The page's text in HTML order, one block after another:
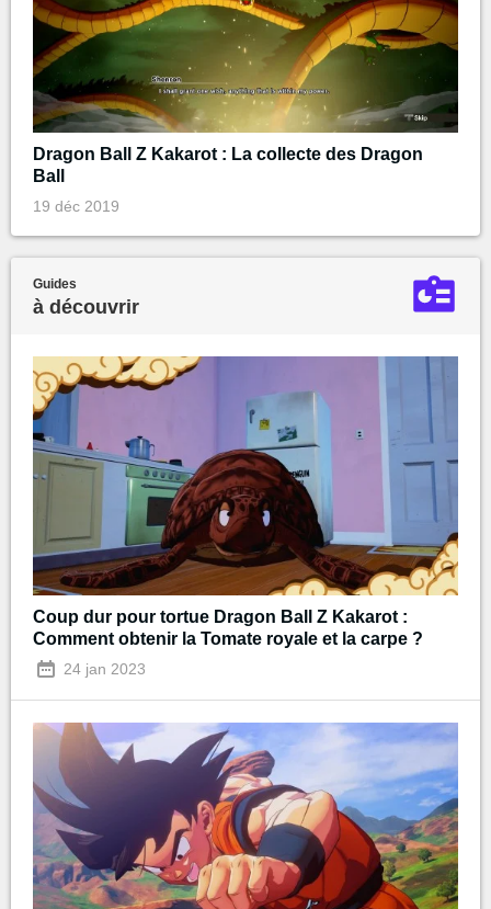
Dragon Ball Z Kakarot : La collecte des Dragon
Ball
19 déc 2019
Guides
à découvrir
Coup dur pour tortue Dragon Ball Z Kakarot :
Comment obtenir la Tomate royale et la carpe ?
24 jan 2023